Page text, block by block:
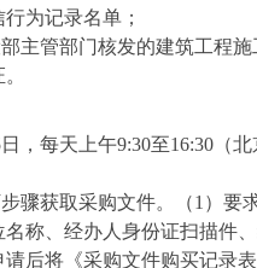
为记录名单；
主管部门核发的建筑工程
日，每天上午9:30至16:30 （
骤获取采购文件。（1 ）要
称、经办人身份证扫描件
后将《采购文件购买记录